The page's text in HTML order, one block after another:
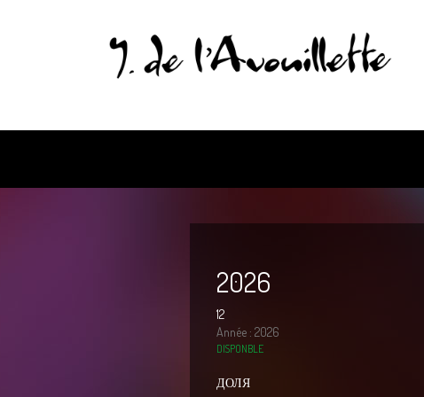
2026
12
Année : 2026
DISPONBLE
ДОЛЯ